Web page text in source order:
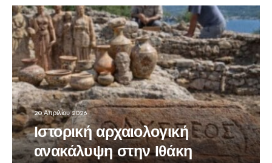
20 Απριλίου 2026
Ιστορική αρχαιολογική
ανακάλυψη στην Ιθάκη